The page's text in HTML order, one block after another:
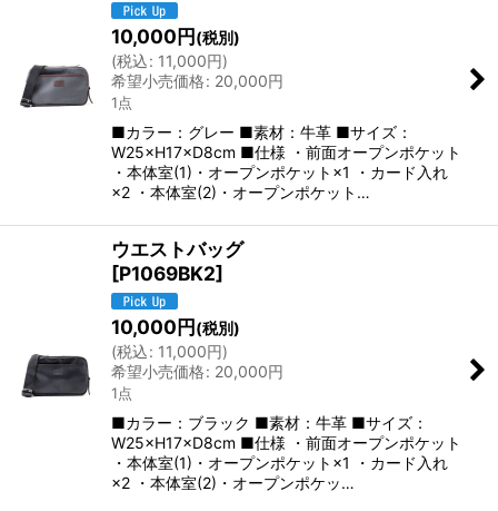
10,000円(税別)
(税込: 11,000円)
希望小売価格: 20,000円
1点
■カラー：グレー ■素材：牛革 ■サイズ：
W25×H17×D8cm ■仕様 ・前面オープンポケット
・本体室(1)・オープンポケット×1 ・カード入れ
×2 ・本体室(2)・オープンポケット…
ウエストバッグ
[P1069BK2]
10,000円(税別)
(税込: 11,000円)
希望小売価格: 20,000円
1点
■カラー：ブラック ■素材：牛革 ■サイズ：
W25×H17×D8cm ■仕様 ・前面オープンポケット
・本体室(1)・オープンポケット×1 ・カード入れ
×2 ・本体室(2)・オープンポケッ…